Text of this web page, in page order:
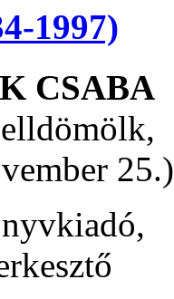
1997)
CSABA
25.)